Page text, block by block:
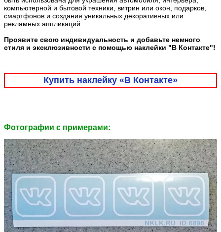
компьютерной и бытовой техники, витрин или окон, подарков,
смартфонов и создания уникальных декоративных или
рекламных аппликаций
Проявите свою индивидуальность и добавьте немного
стиля и эксклюзивности с помощью наклейки "В Контакте"!
Купить наклейку «В Контакте»
Фотографии c примерами: